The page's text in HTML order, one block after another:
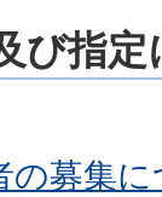
び指
の募集